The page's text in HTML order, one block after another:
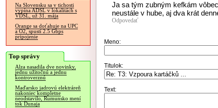
Na Slovensku sa v tichosti
vypína ADSL v lokalitách s
VDSL, už 31. mája
Orange sa doťahuje na UPC
a O2, spustí 2.5 Gbps
pripojenie
Top správy
Alza nasadila dve novinky,
jednu užitočnú a jednu
kontroverznú
Maďarsko jadrovú elektráreň
nakoniec kompletne
neodstavilo, Rumunsko mení
tok Dunaja
Ja sa tým zubným kefkám
neustále v hube, aj dva krát
Odpovedať
Meno:
Titulok:
Text: